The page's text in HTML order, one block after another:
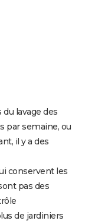
lavage des
par semaine, ou
il y a des
conservent les
pas des
de jardiniers